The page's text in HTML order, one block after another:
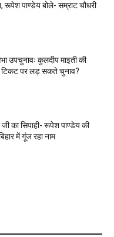
रूपेश पाण्डेय बोले- सम्राट चौधरी
उपचुनावः कुलदीप माइती की
टिकट पर लड़ सकते चुनाव?
जी का सिपाही- रूपेश पाण्डेय की
में गूंज रहा नाम